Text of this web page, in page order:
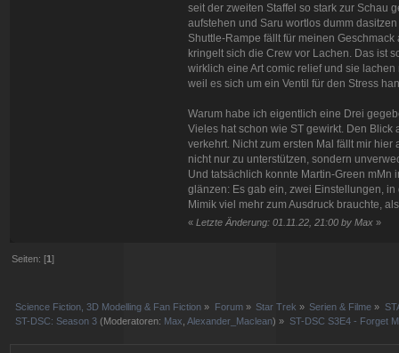
seit der zweiten Staffel so stark zur Schau
aufstehen und Saru wortlos dumm
Shuttle-Rampe fällt für meinen
kringelt sich die Crew vor Lachen. Das ist
wirklich eine Art comic relief und sie
weil es sich um ein Ventil für den Stress
Warum habe ich eigentlich eine Drei
Vieles hat schon wie ST gewirkt. Den
verkehrt. Nicht zum ersten Mal fällt mir
nicht nur zu unterstützen, sondern
Und tatsächlich konnte Martin-Green
glänzen: Es gab ein, zwei Einstellungen,
Mimik viel mehr zum Ausdruck brauchte,
« Letzte Änderung: 01.11.22, 21:00 by Max»
Seiten: [1]
Science Fiction, 3D Modelling & Fan Fiction » Forum» Star Trek » Serien & Filme »
ST-DSC: Season 3 (Moderatoren: Max ,Alexander_Maclean) » ST-DSC S3E4 - Forget